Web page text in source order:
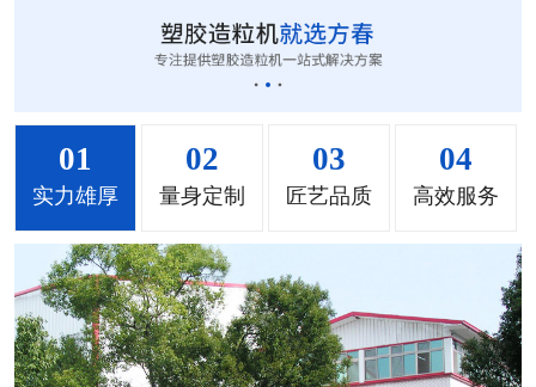
MS-200立式混色...
MH-1000立式混... MH-2000塑料混...
01
实力雄厚
02
量身定制
03
匠艺品质
04
高效服务